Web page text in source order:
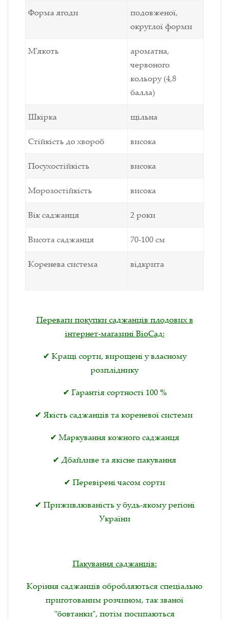
Форма ягоди
подовженої,
округлої форми
М'якоть
ароматна,
червоного
кольору (4,8
балла)
Шкірка щільна
Стійкість до хвороб висока
Посухостійкість висока
Морозостійкість висока
Вік саджанця 2 роки
Висота саджанця 70-100 см
Коренева система відкрита
Переваги покупки саджанців плодових в
інтернет-магазині ВіоСад:
✔ Кращі сорти, вирощені у власному
розпліднику
✔ Гарантія сортності 100 %
✔ Якість саджанців та кореневої системи
✔ Маркування кожного саджанця
✔ Дбайливе та якісне пакування
✔ Перевірені часом сорти
✔ Приживлюваність у будь-якому регіоні
України
Пакування саджанців:
Коріння саджанців обробляються спеціально
приготованим розчином, так званої
"бовтанки", потім посипаються